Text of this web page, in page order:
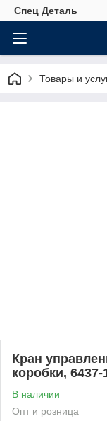
Спец Деталь
Товары и
Кран
коробки, 6437-
В наличии
Опт и розница